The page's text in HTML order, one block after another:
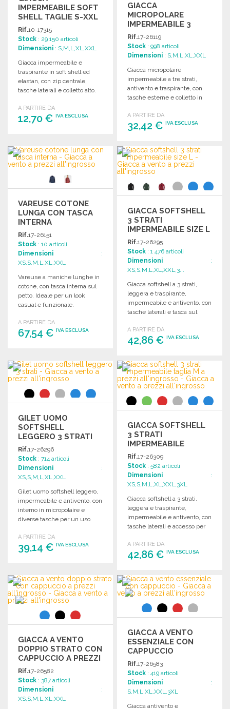
IMPERMEABILE SOFT
SHELL TAGLIE S-XXL
Rif.10-17315
Stock : 29 150 articoli
Dimensioni : S,M,L,XL,XXL
Giacca impermeabile e
traspirante in soft shell ed
elastan, con zip centrale,
tasche laterali e colletto alto.
A PARTIRE DA
12,70 € IVA ESCLUSA
Richiedi un preventivo
GIACCA
MICROPOLARE
IMPERMEABILE 3
STRATI 5000 MM A
PREZZI
ALL'INGROSSO
Rif.17-26119
Stock : 998 articoli
Dimensioni : S,M,L,XL,XXL
Giacca micropolaire
impermeabile a tre strati,
antivento e traspirante, con
tasche esterne e colletto in
A PARTIRE DA
32,42 €IVA ESCLUSA
ORDINARE
Richiedi un preventivo
VAREUSE COTONE
LUNGA CON TASCA
INTERNA
Rif.17-26151
Stock : 10 articoli
Dimensioni :
XS,S,M,L,XL,XXL
Vareuse a maniche lunghe in
cotone, con tasca interna sul
petto. Ideale per un look
casual e funzionale.
A PARTIRE DA
67,54 € IVA ESCLUSA
Richiedi un preventivo
GIACCA SOFTSHELL
3 STRATI
IMPERMEABILE SIZE L
Rif.17-26295
Stock : 1 476 articoli
Dimensioni :
XS,S,M,L,XL,XXL,3...
Giacca softshell a 3 strati,
leggera e traspirante,
impermeabile e antivento, con
tasche laterali e tasca sul
A PARTIRE DA
42,86 €IVA ESCLUSA
ORDINARE
Richiedi un preventivo
GILET UOMO
SOFTSHELL
LEGGERO 3 STRATI
Rif.17-26296
Stock : 714 articoli
Dimensioni :
XS,S,M,L,XL,XXL
Gilet uomo softshell leggero,
impermeabile e antivento, con
interno in micropolaire e
diverse tasche per un uso
A PARTIRE DA
39,14 € IVA ESCLUSA
Richiedi un preventivo
GIACCA SOFTSHELL
3 STRATI
IMPERMEABILE
TAGLIA M
Rif.17-26309
Stock : 582 articoli
Dimensioni :
XS,S,M,L,XL,XXL,3XL
Giacca softshell a 3 strati,
leggera e traspirante,
impermeabile e antivento, con
tasche laterali e accesso per
A PARTIRE DA
42,86 €IVA ESCLUSA
ORDINARE
Richiedi un preventivo
GIACCA A VENTO
DOPPIO STRATO CON
CAPPUCCIO A PREZZI
ALL'INGROSSO
Rif.17-26582
Stock : 387 articoli
Dimensioni :
XS,S,M,L,XL,XXL
GIACCA A VENTO
ESSENZIALE CON
CAPPUCCIO
Rif.17-26583
Stock : 419 articoli
Dimensioni :
S,M,L,XL,XXL,3XL
Giacca antivento e